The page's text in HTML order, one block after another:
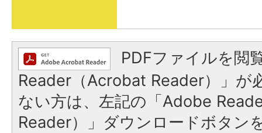
PDFファイルを閲
Reader（Acrobat Reader）」が
ない方は、左記の「Adobe
Reader）」ダウンロードボタン